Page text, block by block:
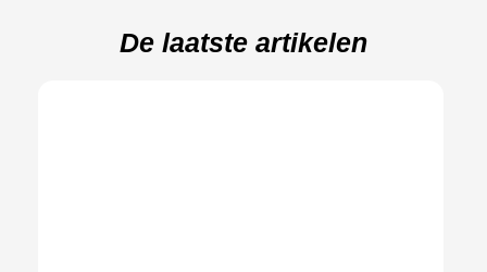
De laatste artikelen